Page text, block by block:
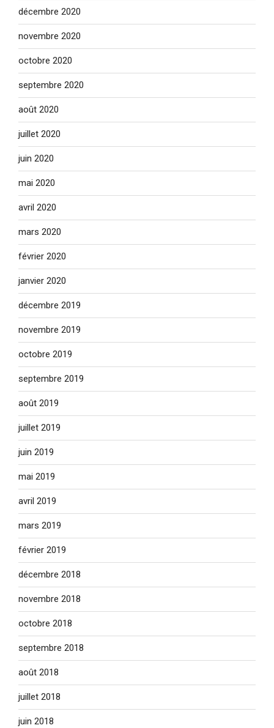
décembre 2020
novembre 2020
octobre 2020
septembre 2020
août 2020
juillet 2020
juin 2020
mai 2020
avril 2020
mars 2020
février 2020
janvier 2020
décembre 2019
novembre 2019
octobre 2019
septembre 2019
août 2019
juillet 2019
juin 2019
mai 2019
avril 2019
mars 2019
février 2019
décembre 2018
novembre 2018
octobre 2018
septembre 2018
août 2018
juillet 2018
juin 2018